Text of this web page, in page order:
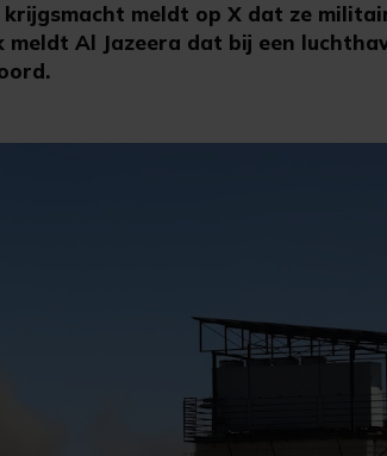
krijgsmacht meldt op X dat ze
meldt Al Jazeera dat bij een